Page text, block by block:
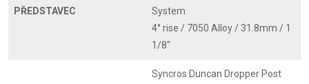
PŘEDSTAVEC
System
4° rise / 7050 Alloy / 31.8mm / 1
1/8"
Syncros Duncan Dropper Post